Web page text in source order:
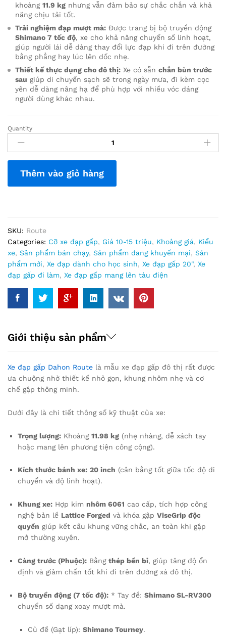
khoảng 11.9 kg nhưng vẫn đảm bảo sự chắc chắn và khả
năng chịu tải tốt.
Trải nghiệm đạp mượt mà: Được trang bị bộ truyền động
Shimano 7 tốc độ, xe cho khả năng chuyển số linh hoạt,
giúp người lái dễ dàng thay đổi lực đạp khi đi trên đường
bằng phẳng hay lúc lên dốc nhẹ.
Thiết kế thực dụng cho đô thị: Xe có sẵn chắn bùn trước
sau giúp di chuyển sạch sẽ trong ngày mưa, đi kèm cọc
yên dễ dàng nâng hạ để phù hợp với nhiều vóc dáng
người dùng khác nhau.
Xe
đạp
gấp
Dahon
Route-
niềm
gia
đình
khi
đi
thể
thao,
lịch,
dạo
tuần
quantity
Quantity
Thêm vào giỏ hàng
SKU: Route
Categories: Cỡ xe đạp gấp, Giá 10-15 triệu, Khoảng giá, Kiểu
xe, Sản phẩm bán chạy, Sản phẩm đang khuyến mại, Sản
phẩm mới, Xe đạp dành cho học sinh, Xe đạp gấp 20", Xe
đạp gấp đi làm, Xe đạp gấp mang lên tàu điện
Giới thiệu sản phẩm
Xe đạp gấp Dahon Route là mẫu xe đạp gấp đô thị rất được
ưa chuộng nhờ thiết kế nhỏ gọn, khung nhôm nhẹ và cơ
chế gập thông minh.
Dưới đây là chi tiết thông số kỹ thuật của xe:
Trọng lượng: Khoảng 11.98 kg (nhẹ nhàng, dễ xách tay
hoặc mang lên phương tiện công cộng).
Kích thước bánh xe: 20 inch (cân bằng tốt giữa tốc độ di
chuyển và độ linh hoạt).
Khung xe: Hợp kim nhôm 6061 cao cấp, tích hợp công
nghệ bản lề Lattice Forged và khóa gập ViseGrip độc
quyền giúp kết cấu khung vững chắc, an toàn khi gập
mở thường xuyên.
Càng trước (Phuộc): Bằng thép bền bỉ, giúp tăng độ ổn
định và giảm chấn tốt khi đi trên đường xá đô thị.
Bộ truyền động (7 tốc độ): * Tay đề: Shimano SL-RV300
chuyển số dạng xoay mượt mà.
Củ đề (Gạt líp): Shimano Tourney.